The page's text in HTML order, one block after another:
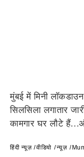
मुंबई में मिनी
सिलसिला लगातार
कामगार घर लौटे
हिंदी न्यूज़ वीडियो न्यूज़